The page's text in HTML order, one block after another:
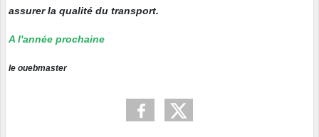
assurer la qualité du transport.
A l'année prochaine
le ouebmaster